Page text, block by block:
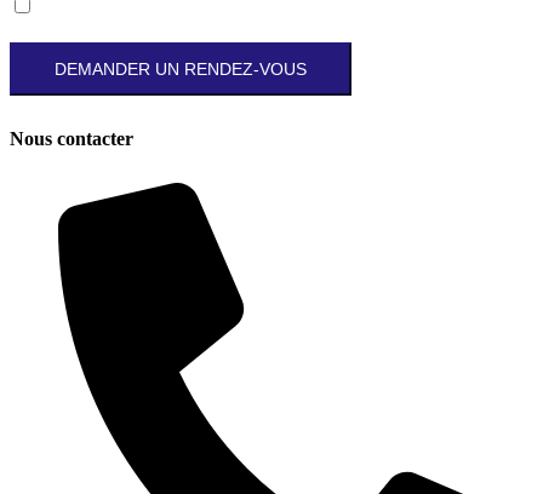
Nous contacter